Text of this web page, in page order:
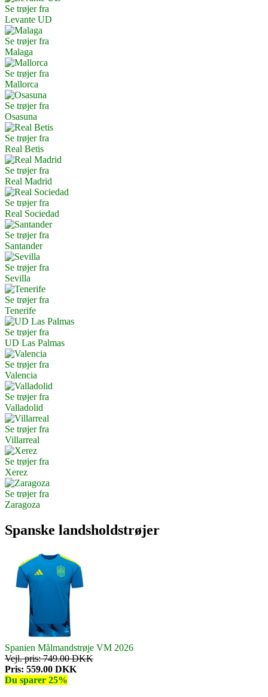
Se trøjer fra
Levante UD
Se trøjer fra
Malaga
Se trøjer fra
Mallorca
Se trøjer fra
Osasuna
Se trøjer fra
Real Betis
Se trøjer fra
Real Madrid
Se trøjer fra
Real Sociedad
Se trøjer fra
Santander
Se trøjer fra
Sevilla
Se trøjer fra
Tenerife
Se trøjer fra
UD Las Palmas
Se trøjer fra
Valencia
Se trøjer fra
Valladolid
Se trøjer fra
Villarreal
Se trøjer fra
Xerez
Se trøjer fra
Zaragoza
Spanske landsholdstrøjer
Spanien Målmandstrøje VM 2026
Vejl. pris: 749.00 DKK
Pris: 559.00 DKK
Du sparer 25%